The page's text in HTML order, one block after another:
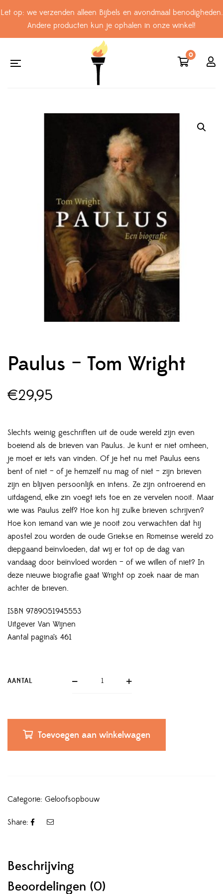
Let op: we verzenden alleen Bijbels en avondmaal benodigheden.
Andere producten kun je ophalen in onze winkel!
0
Paulus – Tom Wright
€29,95
Slechts weinig geschriften uit de oude wereld zijn even
boeiend als de brieven van Paulus. Je kunt er niet omheen,
je moet er iets van vinden. Of je het nu met Paulus eens
bent of niet – of je hemzelf nu mag of niet – zijn brieven
zijn en blijven persoonlijk en intens. Ze zijn ontroerend en
uitdagend, elke zin voegt iets toe en ze vervelen nooit. Maar
wie was Paulus zelf? Hoe kon hij zulke brieven schrijven?
Hoe kon iemand van wie je nooit zou verwachten dat hij
apostel zou worden de oude Griekse en Romeinse wereld zo
diepgaand beïnvloeden, dat wij er tot op de dag van
vandaag door beïnvloed worden – of we willen of niet? In
deze nieuwe biografie gaat Wright op zoek naar de man
achter de brieven.
ISBN 9789051945553
Uitgever Van Wijnen
Aantal pagina’s 461
AANTAL
Toevoegen aan winkelwagen
Categorie: Geloofsopbouw
Share:
Beschrijving
Beoordelingen (0)